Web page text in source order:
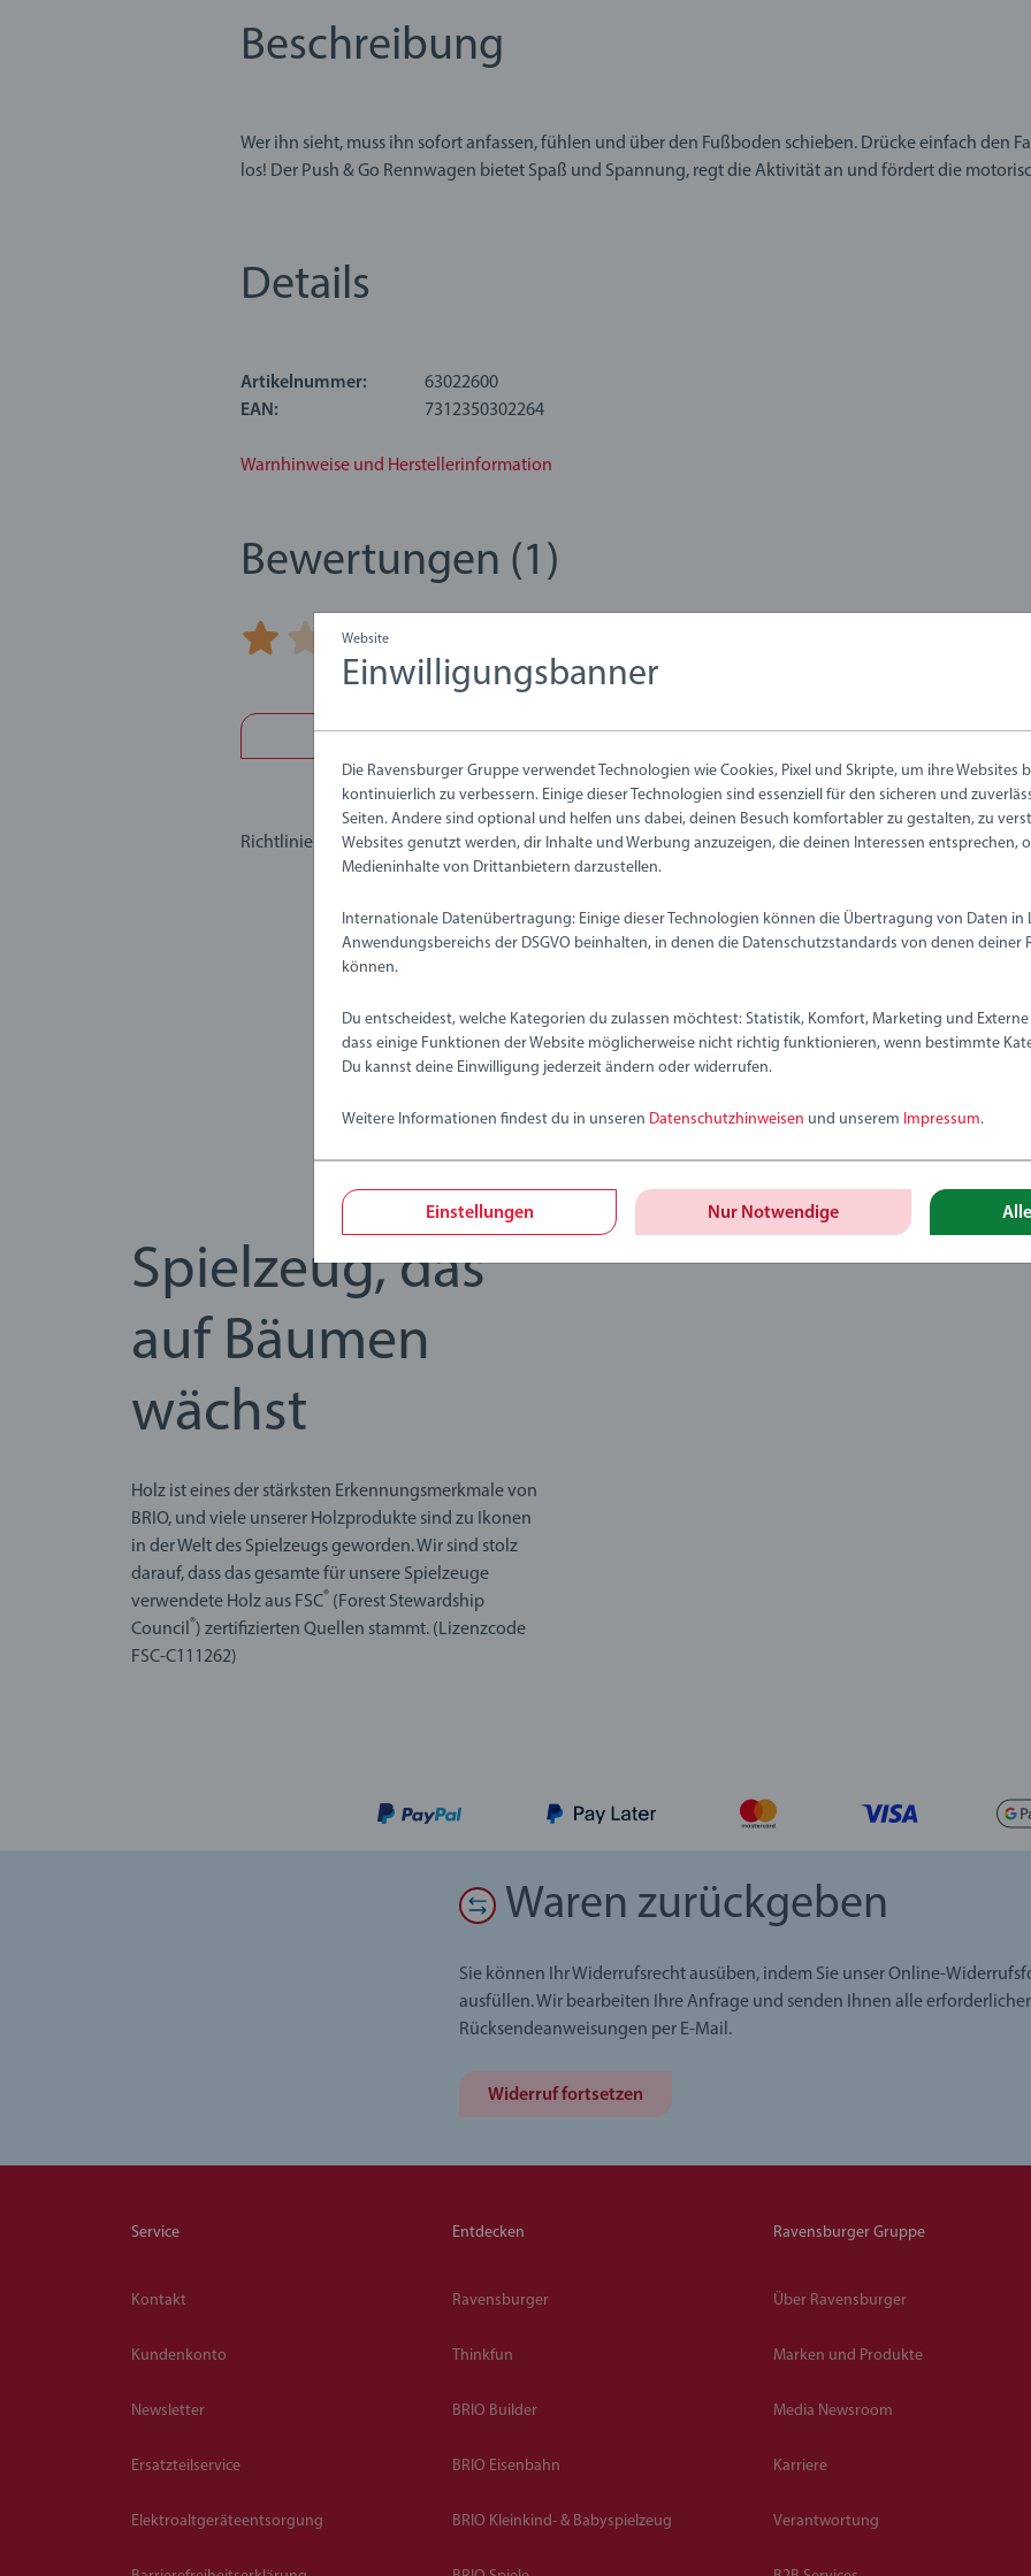
Beschreibung
Wer ihn sieht, muss ihn sofort anfassen, fühlen und über den Fußboden schieben. Drücke einfach den
los! Der Push & Go Rennwagen bietet Spaß und Spannung, regt die Aktivität an und fördert die
Produkte gründlich nach unseren strengen Sicherheitsanforderungen, die in vielen Fällen über die
Details
Artikelnummer:
63022600
EAN:
7312350302264
Warnhinweise und Herstellerinformation
Bewertungen (1)
Durchschnittliche Bewertung 1,0 von 5 Sternen.
Bewertungen
Richtlinien für Bewertungen
Push &
Ich habe zwei
ich dachte,
aber sie werden
Vorwarnung für
0 haben diese
Spielzeug, das
auf Bäumen
wächst
Holz ist eines der stärksten Erkennungsmerkmale von
BRIO, und viele unserer Holzprodukte sind zu Ikonen
in der Welt des Spielzeugs geworden. Wir sind stolz
darauf, dass das gesamte für unsere Spielzeuge
verwendete Holz aus FSC® (Forest Stewardship
Council ®) zertifizierten Quellen stammt. (Lizenzcode
FSC-C111262)
Waren zurückgeben
Sie können Ihr Widerrufsrecht ausüben, indem Sie unser Online-
ausfüllen. Wir bearbeiten Ihre Anfrage und senden Ihnen alle
Rücksendeanweisungen per E-Mail.
Widerruf fortsetzen
Service
Kontakt
Kundenkonto
Newsletter
Ersatzteilservice
Elektroaltgeräteentsorgung
Entdecken
Ravensburger
Thinkfun
BRIO Builder
BRIO Eisenbahn
BRIO Kleinkind- & Babyspielzeug
Ravensburger Gruppe
Über Ravensburger
Marken und Produkte
Media Newsroom
Karriere
Verantwortung
Website
Einwilligungsbanner
Die Ravensburger Gruppe verwendet Technologien wie Cookies, Pixel und Skripte, um ihre Websites
kontinuierlich zu verbessern. Einige dieser Technologien sind essenziell für den sicheren und
Seiten. Andere sind optional und helfen uns dabei, deinen Besuch komfortabler zu gestalten, zu
Websites genutzt werden, dir Inhalte und Werbung anzuzeigen, die deinen Interessen entsprechen,
Medieninhalte von Drittanbietern darzustellen.
Internationale Datenübertragung: Einige dieser Technologien können die Übertragung von Daten in
Anwendungsbereichs der DSGVO beinhalten, in denen die Datenschutzstandards von denen deiner
können.
Du entscheidest, welche Kategorien du zulassen möchtest: Statistik, Komfort, Marketing und
dass einige Funktionen der Website möglicherweise nicht richtig funktionieren, wenn bestimmte
Du kannst deine Einwilligung jederzeit ändern oder widerrufen.
Weitere Informationen findest du in unseren Datenschutzhinweisen und unserem Impressum.
Einstellungen Nur Notwendige